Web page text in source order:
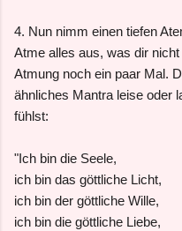
4. Nun nimm einen tiefen
Atme alles aus, was dir
Atmung noch ein paar Mal.
ähnliches Mantra leise oder
fühlst:
"Ich bin die Seele,
ich bin das göttliche Licht,
ich bin der göttliche Wille,
ich bin die göttliche Liebe,